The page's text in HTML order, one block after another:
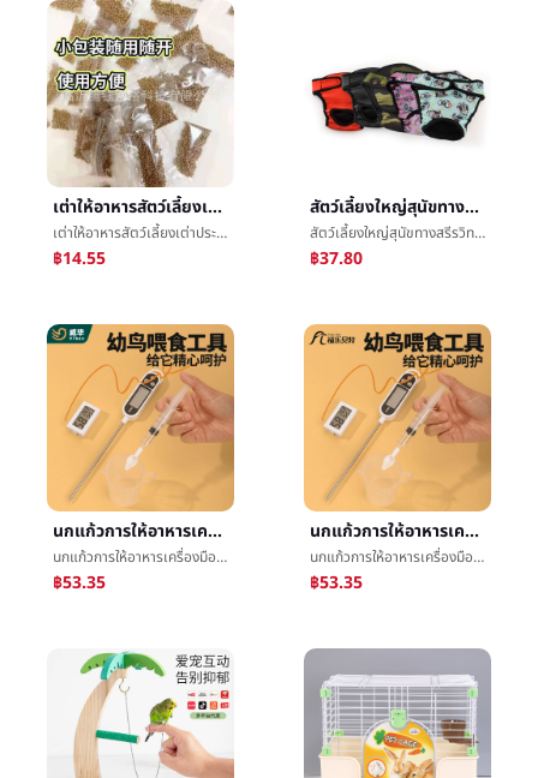
เต่าให้อาหารสัตว์เลี้ยงเต่าประเทศบราซิลเต่าอาหารโรงงานตรงสำหรับå¹¼เต่าการเปิดเมล็ดข้าวที่ลอยเมล็ดข้าวสากล
เต่าให้อาหารสัตว์เลี้ยงเต่าประเทศบราซิลเต่าอาหารโรงงานตรงสำหรับå¹¼เต่าการเปิดเมล็ดข้าวที่ลอยเมล็ดข้าวสากล
฿14.55
สัตว์เลี้ยงใหญ่สุนัขทางสรีรวิทยากางเกงเกี่ยวกับระดูåกางเกงRetrieverโกลเด้นฮ้าตำรวจท้องถิ่นลาซาถูเบียนมูลาบราโด
สัตว์เลี้ยงใหญ่สุนัขทางสรีรวิทยากางเกงเกี่ยวกับระดูåกางเกงRetrieverโกลเด้นฮ้าตำรวจท้องถิ่นลาซาถูเบียนมูลาบราโด
฿37.80
นกแก้วการให้อาหารเครื่องมือการให้นมช้อนเด็กนกéนกนมผงเข็มฉีดยาเข็มฉีดยาเครื่องวัดอุณหภูมิการสำเร็จการศึกษาถ้วยเสร็จสมบูรณ์ชุดขายส่ง
นกแก้วการให้อาหารเครื่องมือการให้นมช้อนเด็กนกéนกนมผงเข็มฉีดยาเข็มฉีดยาเครื่องวัดอุณหภูมิการสำเร็จการศึกษาถ้วยเสร็จสมบูรณ์ชุดขายส่ง
฿53.35
นกแก้วการให้อาหารเครื่องมือการให้นมช้อนเด็กนกéนกนมผงเข็มฉีดยาเข็มฉีดยาเครื่องวัดอุณหภูมิการสำเร็จการศึกษาถ้วยเสร็จสมบูรณ์ชุดขายส่ง
นกแก้วการให้อาหารเครื่องมือการให้นมช้อนเด็กนกéนกนมผงเข็มฉีดยาเข็มฉีดยาเครื่องวัดอุณหภูมิการสำเร็จการศึกษาถ้วยเสร็จสมบูรณ์ชุดขายส่ง
฿53.35